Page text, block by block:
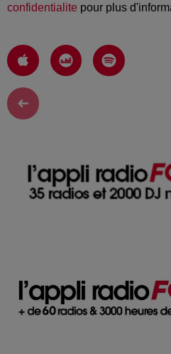
confidentialite pour plus